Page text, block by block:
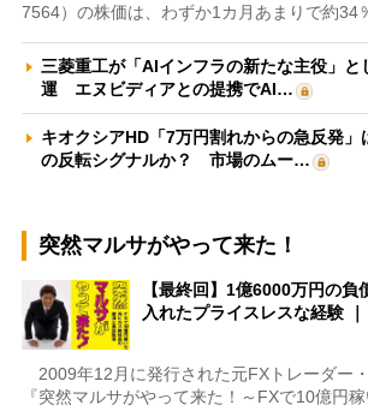
7564）の株価は、わずか1カ月あまりで約34
三菱重工が「AIインフラの新たな主役」と
運 エヌビディアとの提携でAI…
キオクシアHD「7万円割れからの急反発」
の反転シグナルか？ 市場のムー…
突然マルサがやって来た！
【最終回】1億6000万円の負
入れたプライスレスな経験
2009年12月に発行された元FXトレーダー
『突然マルサがやって来た！～FXで10億円稼